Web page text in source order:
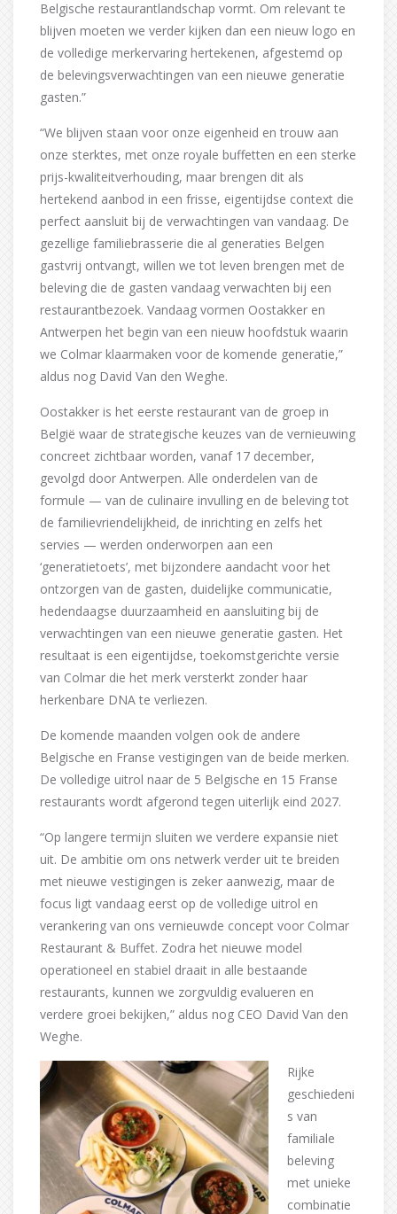
Belgische restaurantlandschap vormt. Om relevant te
blijven moeten we verder kijken dan een nieuw logo en
de volledige merkervaring hertekenen, afgestemd op
de belevingsverwachtingen van een nieuwe generatie
gasten.”
“We blijven staan voor onze eigenheid en trouw aan
onze sterktes, met onze royale buffetten en een sterke
prijs-kwaliteitverhouding, maar brengen dit als
hertekend aanbod in een frisse, eigentijdse context die
perfect aansluit bij de verwachtingen van vandaag. De
gezellige familiebrasserie die al generaties Belgen
gastvrij ontvangt, willen we tot leven brengen met de
beleving die de gasten vandaag verwachten bij een
restaurantbezoek. Vandaag vormen Oostakker en
Antwerpen het begin van een nieuw hoofdstuk waarin
we Colmar klaarmaken voor de komende generatie,”
aldus nog David Van den Weghe.
Oostakker is het eerste restaurant van de groep in
België waar de strategische keuzes van de vernieuwing
concreet zichtbaar worden, vanaf 17 december,
gevolgd door Antwerpen. Alle onderdelen van de
formule — van de culinaire invulling en de beleving tot
de familievriendelijkheid, de inrichting en zelfs het
servies — werden onderworpen aan een
‘generatietoets’, met bijzondere aandacht voor het
ontzorgen van de gasten, duidelijke communicatie,
hedendaagse duurzaamheid en aansluiting bij de
verwachtingen van een nieuwe generatie gasten. Het
resultaat is een eigentijdse, toekomstgerichte versie
van Colmar die het merk versterkt zonder haar
herkenbare DNA te verliezen.
De komende maanden volgen ook de andere
Belgische en Franse vestigingen van de beide merken.
De volledige uitrol naar de 5 Belgische en 15 Franse
restaurants wordt afgerond tegen uiterlijk eind 2027.
“Op langere termijn sluiten we verdere expansie niet
uit. De ambitie om ons netwerk verder uit te breiden
met nieuwe vestigingen is zeker aanwezig, maar de
focus ligt vandaag eerst op de volledige uitrol en
verankering van ons vernieuwde concept voor Colmar
Restaurant & Buffet. Zodra het nieuwe model
operationeel en stabiel draait in alle bestaande
restaurants, kunnen we zorgvuldig evalueren en
verdere groei bekijken,” aldus nog CEO David Van den
Weghe.
Rijke
geschiedeni
s van
familiale
beleving
met unieke
combinatie